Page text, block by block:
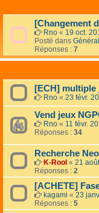
[Changement
Rno « 19 oct.
Posté dans Général
Réponses : 7
[ECH] multiple
Rno « 23 févr.
Vend jeux
Rno « 11 févr.
Réponses : 34
Recherche
K-Rool « 21
Réponses : 2
[ACHETE]
kagami « 23
Réponses : 5